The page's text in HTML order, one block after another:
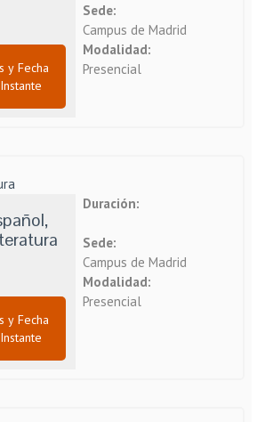
y Fecha
Sede:
Campus de Madrid
Modalidad:
Presencial
y Fecha
Duración:
Sede:
Campus de Madrid
Modalidad:
Presencial